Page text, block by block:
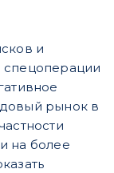
и
спецоперации
рынок в
на более